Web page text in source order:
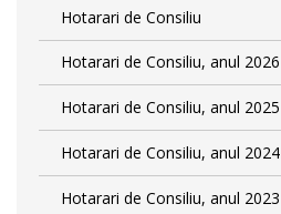
Hotarari de Consiliu
Hotarari de Consiliu, anul 2026
Hotarari de Consiliu, anul 2025
Hotarari de Consiliu, anul 2024
Hotarari de Consiliu, anul 2023